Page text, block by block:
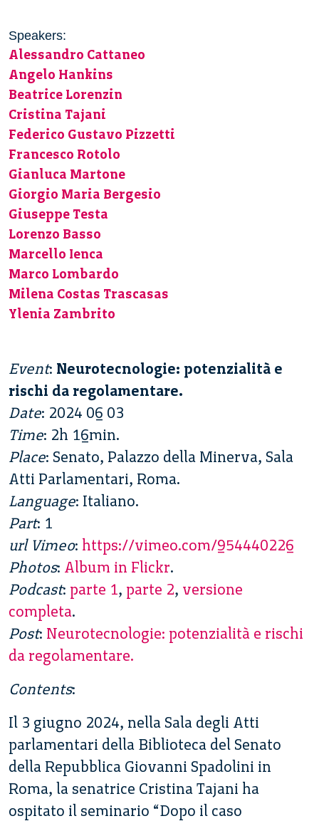
Speakers:
Alessandro Cattaneo
Angelo Hankins
Beatrice Lorenzin
Cristina Tajani
Federico Gustavo Pizzetti
Francesco Rotolo
Gianluca Martone
Giorgio Maria Bergesio
Giuseppe Testa
Lorenzo Basso
Marcello Ienca
Marco Lombardo
Milena Costas Trascasas
Ylenia Zambrito
Event: Neurotecnologie: potenzialità e
rischi da regolamentare.
Date: 2024 06 03
Time: 2h 16min.
Place: Senato, Palazzo della Minerva, Sala
Atti Parlamentari, Roma.
Language: Italiano.
Part: 1
url Vimeo: https://vimeo.com/954440226
Photos: Album in Flickr.
Podcast: parte 1, parte 2, versione
completa.
Post: Neurotecnologie: potenzialità e rischi
da regolamentare.
Contents:
Il 3 giugno 2024, nella Sala degli Atti
parlamentari della Biblioteca del Senato
della Repubblica Giovanni Spadolini in
Roma, la senatrice Cristina Tajani ha
ospitato il seminario “Dopo il caso